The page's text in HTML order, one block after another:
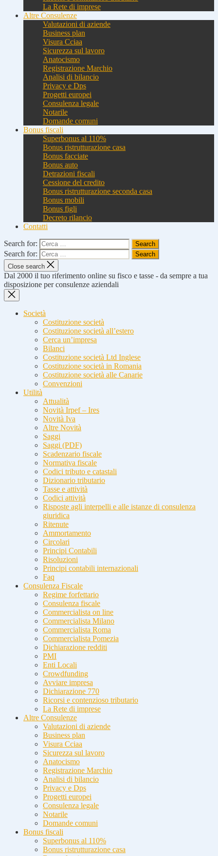
La Rete di imprese
Altre Consulenze
Valutazioni di aziende
Business plan
Visura Cciaa
Sicurezza sul lavoro
Anatocismo
Registrazione Marchio
Analisi di bilancio
Privacy e Dps
Progetti europei
Consulenza legale
Notarile
Domande comuni
Bonus fiscali
Superbonus al 110%
Bonus ristrutturazione casa
Bonus facciate
Bonus auto
Detrazioni fiscali
Cessione del credito
Bonus ristrutturazione seconda casa
Bonus mobili
Bonus figli
Decreto rilancio
Contatti
Search for:
Search for:
Close search
Dal 2000 il tuo riferimento online su fisco e tasse - da sempre a tua
disposizione per consulenze aziendali
Società
Costituzione società
Costituzione società all’estero
Cerca un’impresa
Bilanci
Costituzione società Ltd Inglese
Costituzione società in Romania
Costituzione società alle Canarie
Convenzioni
Utilità
Attualità
Novità Irpef – Ires
Novità Iva
Altre Novità
Saggi
Saggi (PDF)
Scadenzario fiscale
Normativa fiscale
Codici tributo e catastali
Dizionario tributario
Tasse e attività
Codici attività
Risposte agli interpelli e alle istanze di consulenza
giuridica
Ritenute
Ammortamento
Circolari
Principi Contabili
Risoluzioni
Principi contabili internazionali
Faq
Consulenza Fiscale
Regime forfettario
Consulenza fiscale
Commercialista on line
Commercialista Milano
Commercialista Roma
Commercialista Pomezia
Dichiarazione redditi
PMI
Enti Locali
Crowdfunding
Avviare impresa
Dichiarazione 770
Ricorsi e contenzioso tributario
La Rete di imprese
Altre Consulenze
Valutazioni di aziende
Business plan
Visura Cciaa
Sicurezza sul lavoro
Anatocismo
Registrazione Marchio
Analisi di bilancio
Privacy e Dps
Progetti europei
Consulenza legale
Notarile
Domande comuni
Bonus fiscali
Superbonus al 110%
Bonus ristrutturazione casa